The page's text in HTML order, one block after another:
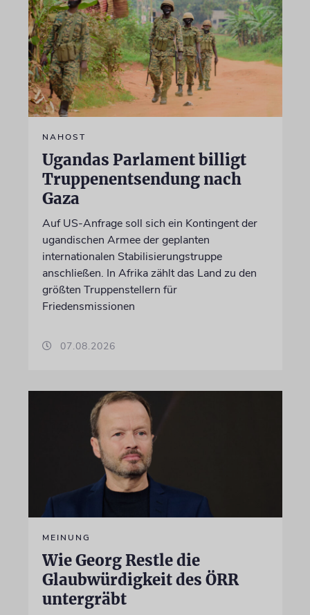
NAHOST
Ugandas Parlament billigt
Truppenentsendung nach
Gaza
Auf US-Anfrage soll sich ein Kontingent der
ugandischen Armee der geplanten
internationalen Stabilisierungstruppe
anschließen. In Afrika zählt das Land zu den
größten Truppenstellern für
Friedensmissionen
07.08.2026
MEINUNG
Wie Georg Restle die
Glaubwürdigkeit des ÖRR
untergräbt